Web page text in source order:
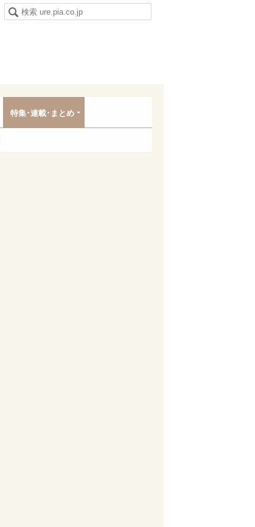
特集･連載･まとめ